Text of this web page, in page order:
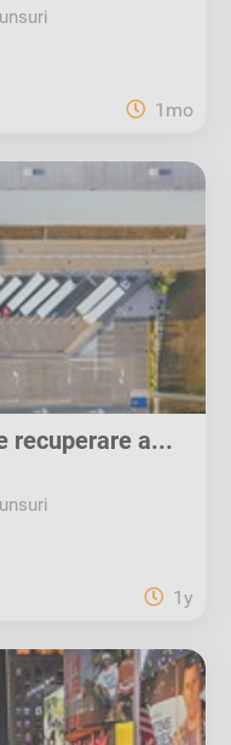
1mo
recuperare a...
1y